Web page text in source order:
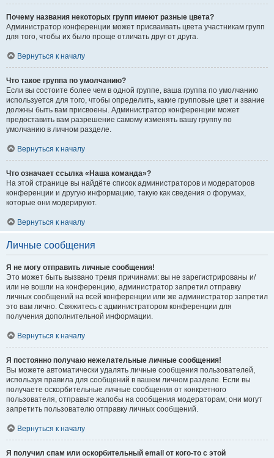
Почему названия некоторых групп имеют разные цвета?
Администратор конференции может присваивать цвета участникам групп
для того, чтобы их было проще отличать друг от друга.
Вернуться к началу
Что такое группа по умолчанию?
Если вы состоите более чем в одной группе, ваша группа по умолчанию
используется для того, чтобы определить, какие групповые цвет и звание
должны быть вам присвоены. Администратор конференции может
предоставить вам разрешение самому изменять вашу группу по
умолчанию в личном разделе.
Вернуться к началу
Что означает ссылка «Наша команда»?
На этой странице вы найдёте список администраторов и модераторов
конференции и другую информацию, такую как сведения о форумах,
которые они модерируют.
Вернуться к началу
Личные сообщения
Я не могу отправить личные сообщения!
Это может быть вызвано тремя причинами: вы не зарегистрированы и/
или не вошли на конференцию, администратор запретил отправку
личных сообщений на всей конференции или же администратор запретил
это вам лично. Свяжитесь с администратором конференции для
получения дополнительной информации.
Вернуться к началу
Я постоянно получаю нежелательные личные сообщения!
Вы можете автоматически удалять личные сообщения пользователей,
используя правила для сообщений в вашем личном разделе. Если вы
получаете оскорбительные личные сообщения от конкретного
пользователя, отправьте жалобы на сообщения модераторам; они могут
запретить пользователю отправку личных сообщений.
Вернуться к началу
Я получил спам или оскорбительный email от кого-то с этой